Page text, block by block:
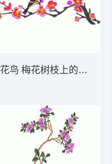
花鸟 梅花树枝上的鸟儿